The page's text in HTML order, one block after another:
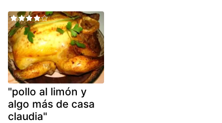
"pollo al limón y
algo más de casa
claudia"